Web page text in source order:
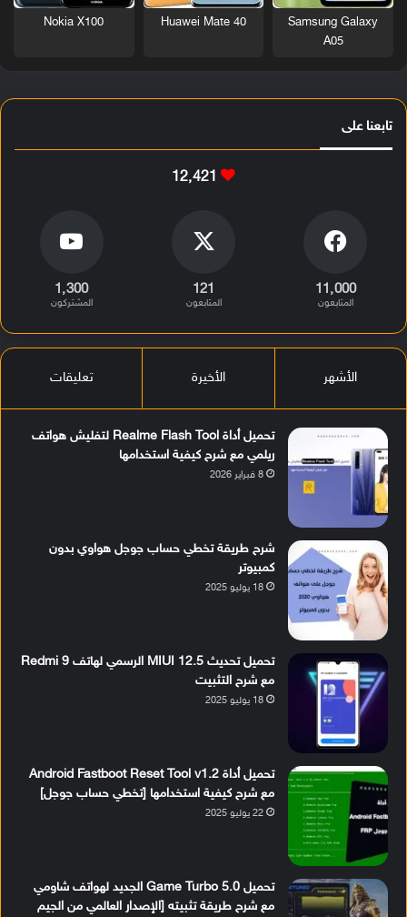
Samsung Galaxy
A05
Huawei Mate 40
Nokia X100
تابعنا على
12٬421
11٬000
المتابعون
121
المتابعون
1٬300
المشتركون
الأشهر الأخيرة تعليقات
تحميل أداة Realme Flash Tool لتفليش هواتف
ريلمي مع شرح كيفية استخدامها
8 فبراير 2026
شرح طريقة تخطي حساب جوجل هواوي بدون
كمبيوتر
18 يوليو 2025
تحميل تحديث MIUI 12.5 الرسمي لهاتف Redmi 9
مع شرح التثبيت
18 يوليو 2025
تحميل أداة Android Fastboot Reset Tool v1.2
مع شرح كيفية استخدامها [تخطي حساب جوجل]
22 يوليو 2025
تحميل Game Turbo 5.0 الجديد لهواتف شاومي
مع شرح طريقة تثبيته [الإصدار العالمي من الجيم